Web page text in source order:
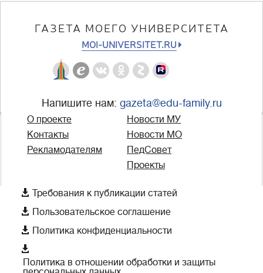
ГАЗЕТА МОЕГО УНИВЕРСИТЕТА
MOI-UNIVERSITET.RU
Напишите нам: gazeta@edu-family.ru
О проекте
Контакты
Рекламодателям
Новости МУ
Новости МО
ПедСовет
Проекты
 Требования к публикации статей
 Пользовательское соглашение
 Политика конфиденциальности

Политика в отношении обработки и защиты